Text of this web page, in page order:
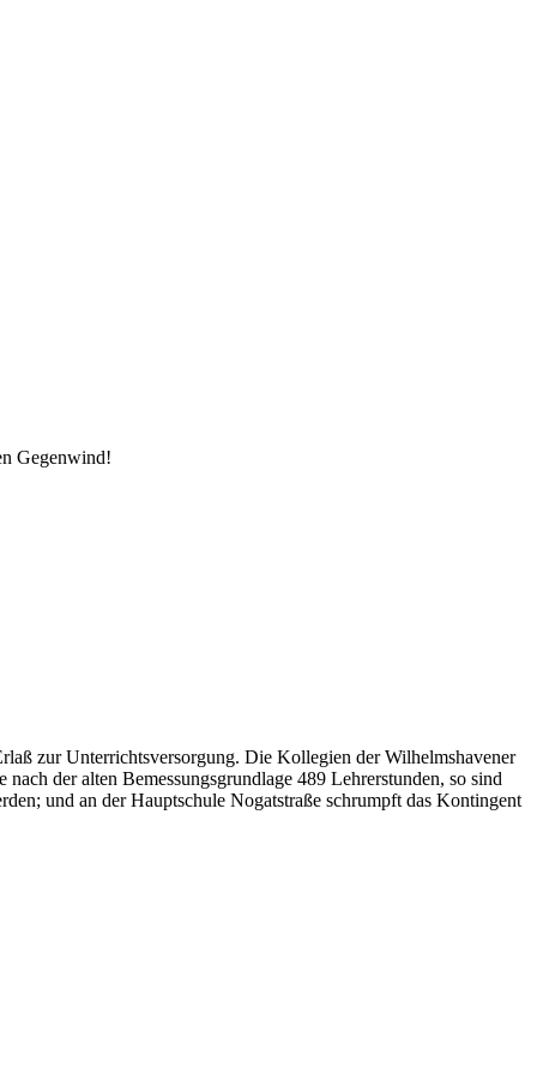
Gegenwind!
zur Unterrichtsversorgung. Die Kollegien der Wilhelmshavener
der alten Bemessungsgrundlage 489 Lehrerstunden, so sind
und an der Hauptschule Nogatstraße schrumpft das Kontingent